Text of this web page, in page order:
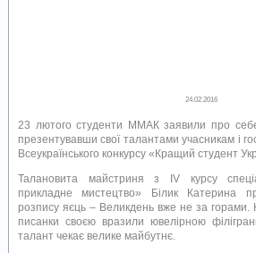
24.02.2016
23 лютого студенти ММАК заявили про
презентувавши свої талантами учасникам і
Всеукраїнського конкурсу «Кращий студент
Талановита майстриня з IV курсу
прикладне мистецтво» Білик Катерина
розпису яєць – Великдень вже не за горами.
писанки своєю вразили ювелірною
талант чекає велике майбутнє.